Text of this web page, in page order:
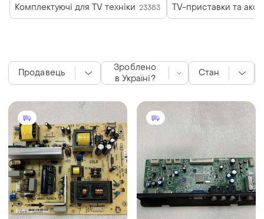
Комплектуючі для TV техніки 23383 TV-приставки та
Продавець
Зроблено
в Україні?
Стан